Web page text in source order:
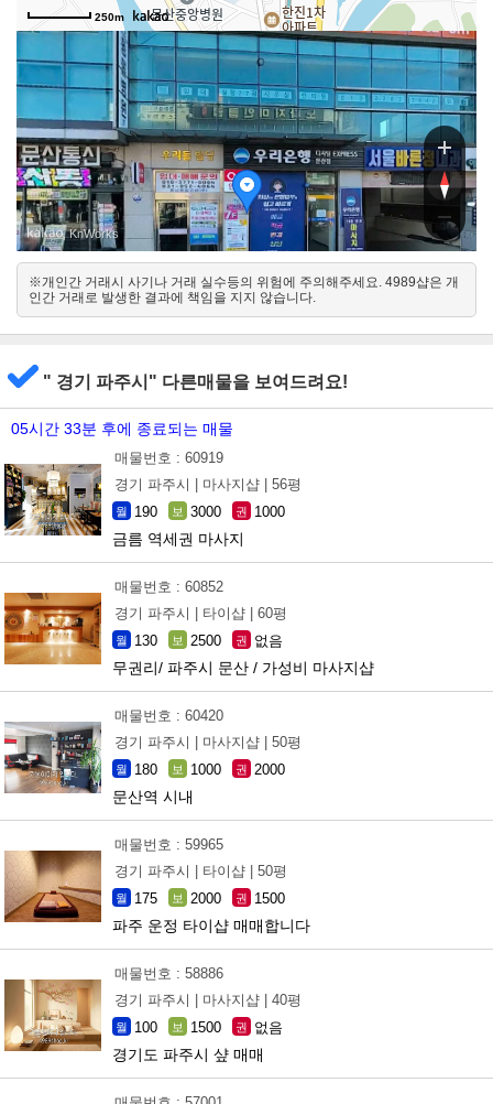
250m
북
, KnWorks
※개인간 거래시 사기나 거래 실수등의 위험에 주의해주세요. 4989샵은 개
인간 거래로 발생한 결과에 책임을 지지 않습니다.
" 경기 파주시" 다른매물을 보여드려요!
05시간 33분 후에 종료되는 매물
매물번호 : 60919
경기 파주시 |
마사지샵 | 56평
월 190 보 3000 권 1000
금름 역세권 마사지
매물번호 : 60852
경기 파주시 |
타이샵 | 60평
월 130 보 2500 권 없음
무권리/ 파주시 문산 / 가성비 마사지샵
매물번호 : 60420
경기 파주시 |
마사지샵 | 50평
월 180 보 1000 권 2000
문산역 시내
매물번호 : 59965
경기 파주시 |
타이샵 | 50평
월 175 보 2000 권 1500
파주 운정 타이샵 매매합니다
매물번호 : 58886
경기 파주시 |
마사지샵 | 40평
월 100 보 1500 권 없음
경기도 파주시 샾 매매